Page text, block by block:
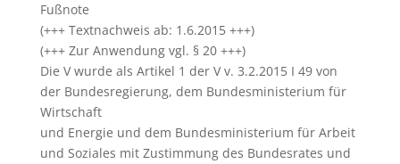
Fußnote
(+++ Textnachweis ab: 1.6.2015 +++)
(+++ Zur Anwendung vgl. § 20 +++)
Die V wurde als Artikel 1 der V v. 3.2.2015 I 49 von
der Bundesregierung, dem Bundesministerium für
Wirtschaft
und Energie und dem Bundesministerium für Arbeit
und Soziales mit Zustimmung des Bundesrates und